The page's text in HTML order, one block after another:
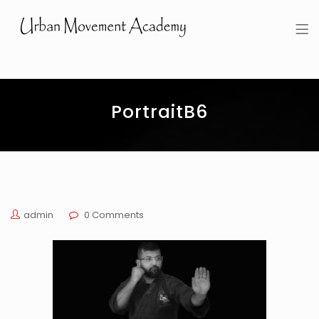
PortraitB6
admin 0 Comments